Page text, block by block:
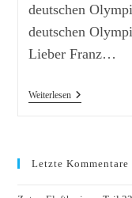
deutschen
deutschen
Lieber Franz…
WeiterlesenVon
Letzte Kommentare